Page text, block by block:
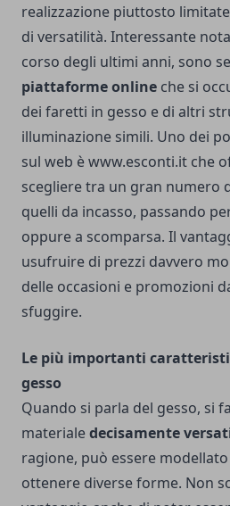
realizzazione piuttosto
di versatilità. Interessante
corso degli ultimi anni, sono
piattaforme online che si
dei faretti in gesso e di altri
illuminazione simili. Uno dei
sul web èwww.esconti.it che
scegliere tra un gran numero
quelli da incasso, passando
oppure a scomparsa. Il
usufruire di prezzi davvero
delle occasioni e promozioni
sfuggire.
Le più importanti
gesso
Quando si parla del gesso, si
materialedecisamente
ragione, può essere
ottenere diverse forme. Non